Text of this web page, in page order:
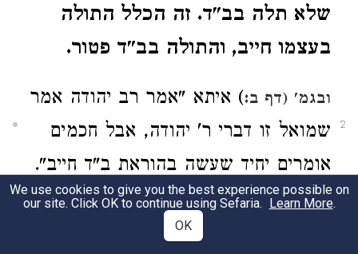
שלא תלה בב"ד. זה הכלל התולה
בעצמו חייב, והתולה בב"ד פטור.
2
ובגמ' (דף ב:) איתא "אמר רב יהודה אמר
שמואל זו דברי ר' יהודה, אבל חכמים
אומרים יחיד שעשה בהוראת ב"ד חייב".
ומבואר דר' יהודה וחכמים נחלקו בדין
יחיד שעשה בהוראת ב"ד האם הוא חייב
We use cookies to give you the best experience possible on
our site. Click OK to continue using Sefaria. Learn More.
OK